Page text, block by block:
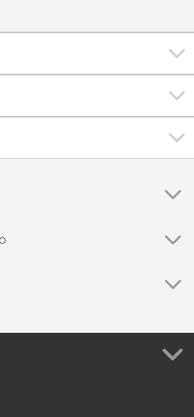
Machu Picchu de
Picchu sin entradas